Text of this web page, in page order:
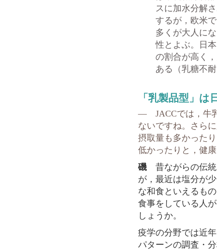
スに加水分解
するが，欧米
多くが大人に
性とよぶ。日
の割合が高く
ある（乳糖不
「乳製品型」
― JACCでは，牛
ないですね。さら
摂取量も多かった
低かったりと，健
磯 昔ながらの伝
が，最近は塩分が
な和食といえるも
食事をしている人
しょうか。
疫学の分野では近
パターンの調査・